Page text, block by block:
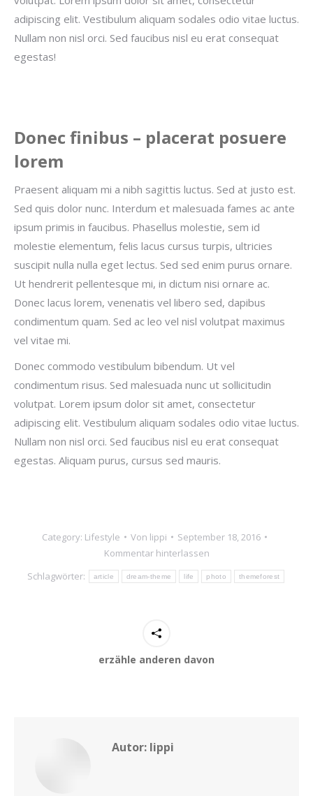
adipiscing elit. Vestibulum aliquam sodales odio vitae luctus.
Nullam non nisl orci. Sed faucibus nisl eu erat consequat
egestas!
Donec finibus – placerat posuere
lorem
Praesent aliquam mi a nibh sagittis luctus. Sed at justo est.
Sed quis dolor nunc. Interdum et malesuada fames ac ante
ipsum primis in faucibus. Phasellus molestie, sem id
molestie elementum, felis lacus cursus turpis, ultricies
suscipit nulla nulla eget lectus. Sed sed enim purus ornare.
Ut hendrerit pellentesque mi, in dictum nisi ornare ac.
Donec lacus lorem, venenatis vel libero sed, dapibus
condimentum quam. Sed ac leo vel nisl volutpat maximus
vel vitae mi.
Donec commodo vestibulum bibendum. Ut vel
condimentum risus. Sed malesuada nunc ut sollicitudin
volutpat. Lorem ipsum dolor sit amet, consectetur
adipiscing elit. Vestibulum aliquam sodales odio vitae luctus.
Nullam non nisl orci. Sed faucibus nisl eu erat consequat
egestas. Aliquam purus, cursus sed mauris.
Category: Lifestyle Von lippi
September 18, 2016
Kommentar hinterlassen
Schlagwörter:
article dream-theme life photo themeforest
erzähle anderen davon
Autor: lippi